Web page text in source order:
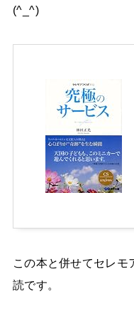
(^_^)
この本と併せてセレモ
読です。